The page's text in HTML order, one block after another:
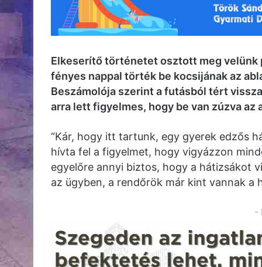
Elkeserítő történetet osztott meg velünk
fényes nappal törték be kocsijának az
Beszámolója szerint a futásból tért
arra lett figyelmes, hogy be van zúzva az
“Kár, hogy itt tartunk, egy gyerek edzős
hívta fel a figyelmet, hogy vigyázzon
egyelőre annyi biztos, hogy a hátizsákot
az ügyben, a rendőrök már kint vannak
-